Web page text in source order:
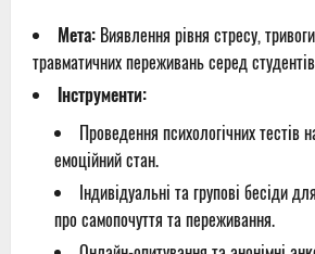
Мета: Виявлення рівня стресу,
травматичних переживань серед
Інструменти:
Проведення психологічних тестів
емоційний стан.
Індивідуальні та групові бесіди
про самопочуття та переживання.